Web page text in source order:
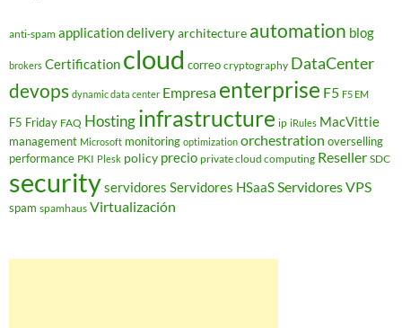
anti-spam application deliveryarchitecture automation blog
brokers Certification cloud correo cryptography DataCenter
devops dynamic data center Empresa enterprise F5 F5 EM
F5 Friday FAQ Hostinginfrastructure ip iRules MacVittie
management Microsoft monitoring optimization orchestration overselling
performance PKI Plesk policy precio private cloud computing Reseller SDC
securityservidores Servidores HSaaSServidores VPS
spam spamhaus Virtualización